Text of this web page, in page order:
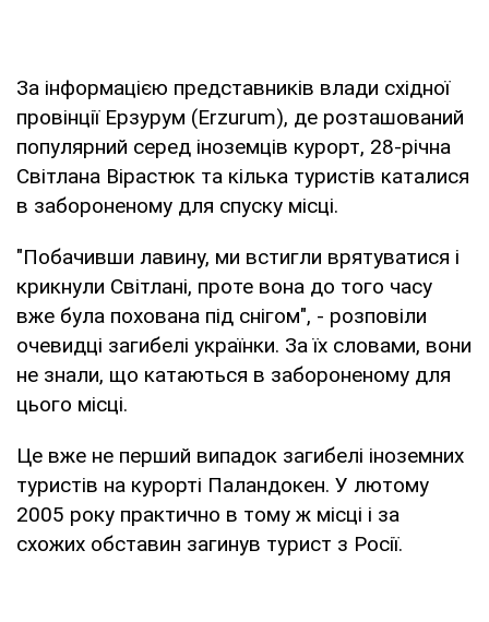
За інформацією представників влади східної
провінції Ерзурум (Erzurum), де розташований
популярний серед іноземців курорт, 28-річна
Світлана Вірастюк та кілька туристів каталися
в забороненому для спуску місці.
"Побачивши лавину, ми встигли врятуватися і
крикнули Світлані, проте вона до того часу
вже була похована під снігом", - розповіли
очевидці загибелі українки. За їх словами, вони
не знали, що катаються в забороненому для
цього місці.
Це вже не перший випадок загибелі іноземних
туристів на курорті Паландокен. У лютому
2005 року практично в тому ж місці і за
схожих обставин загинув турист з Росії.